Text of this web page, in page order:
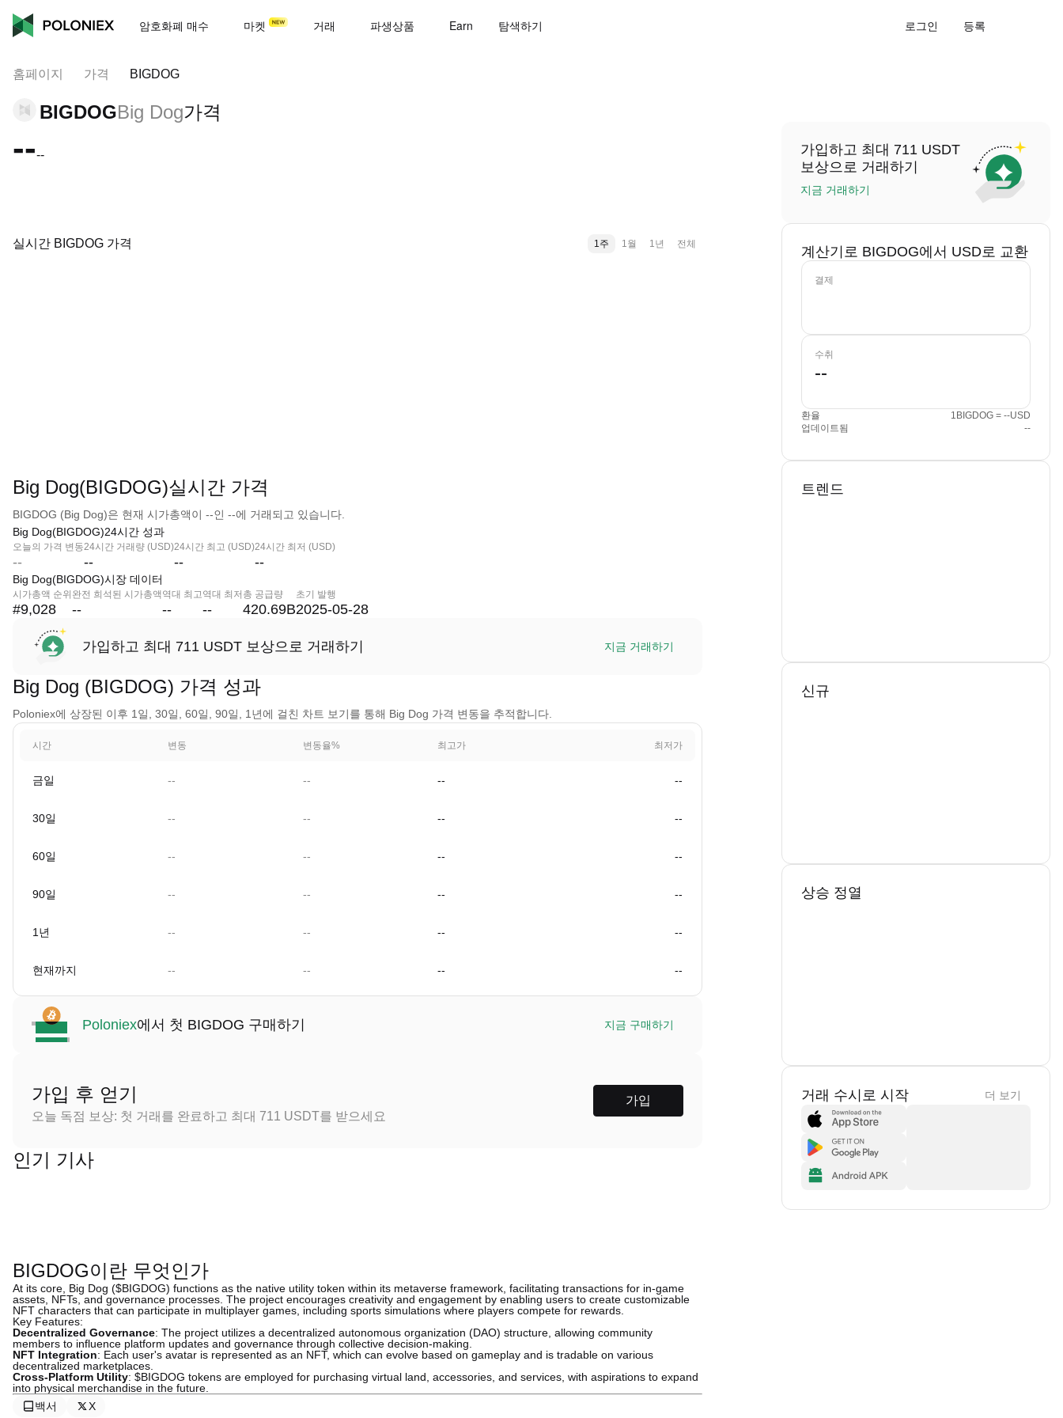
암호화폐 매수 마켓 거래 파생상품 Earn 탐색하기 로그인 등록
홈페이지 가격 BIGDOG
BIGDOGBig Dog가격
----
실시간 BIGDOG 가격 1주 1월 1년 전체
Big Dog(BIGDOG)실시간 가격
BIGDOG (Big Dog)은 현재 시가총액이 --인 --에 거래되고 있습니다.
Big Dog(BIGDOG)24시간 성과
오늘의 가격 변동
--
24시간 거래량 (USD)
--
24시간 최고 (USD)
--
24시간 최저 (USD)
--
Big Dog(BIGDOG)시장 데이터
시가총액 순위
#9,028
완전 희석된 시가총액
--
역대 최고
--
역대 최저
--
총 공급량
420.69B
초기 발행
2025-05-28
가입하고 최대 711 USDT 보상으로 거래하기 지금 거래하기
Big Dog (BIGDOG) 가격 성과
Poloniex에 상장된 이후 1일, 30일, 60일, 90일, 1년에 걸친 차트 보기를 통해 Big Dog 가격 변동을 추적합니다.
시간 변동 변동율% 최고가 최저가
금일 -- -- -- --
30일 -- -- -- --
60일 -- -- -- --
90일 -- -- -- --
1년 -- -- -- --
현재까지 -- -- -- --
Poloniex에서 첫 BIGDOG 구매하기 지금 구매하기
가입 후 얻기
오늘 독점 보상: 첫 거래를 완료하고 최대 711 USDT를 받으세요
가입
인기 기사
BIGDOG이란 무엇인가
At its core, Big Dog ($BIGDOG) functions as the native utility token within its metaverse framework, facilitating transactions for in-game
assets, NFTs, and governance processes. The project encourages creativity and engagement by enabling users to create customizable
NFT characters that can participate in multiplayer games, including sports simulations where players compete for rewards.
Key Features:
Decentralized Governance: The project utilizes a decentralized autonomous organization (DAO) structure, allowing community
members to influence platform updates and governance through collective decision-making.
NFT Integration: Each user's avatar is represented as an NFT, which can evolve based on gameplay and is tradable on various
decentralized marketplaces.
Cross-Platform Utility: $BIGDOG tokens are employed for purchasing virtual land, accessories, and services, with aspirations to expand
into physical merchandise in the future.
백서
X
가입하고 최대 711 USDT
보상으로 거래하기
지금 거래하기
계산기로 BIGDOG에서 USD로 교환
결제
수취
환율
1BIGDOG = --USD
업데이트됨
--
트렌드
신규
상승 정열
거래 수시로 시작 더 보기